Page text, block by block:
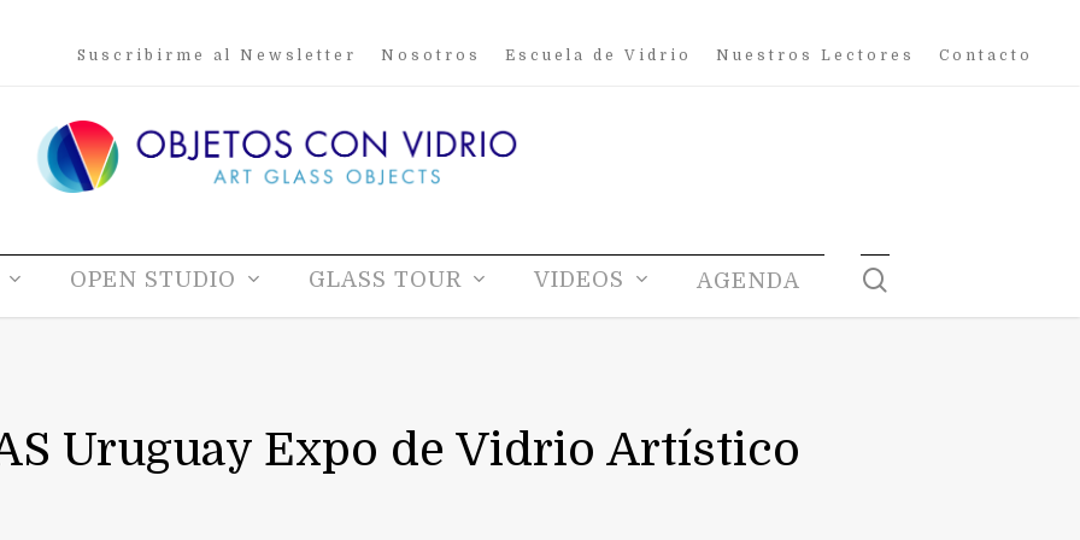
Suscribirme al Newsletter Nosotros Escuela de Vidrio Nuestros Lectores Contacto
OPEN STUDIO GLASS TOUR VIDEOS AGENDA
Uruguay Expo de Vidrio Artístico